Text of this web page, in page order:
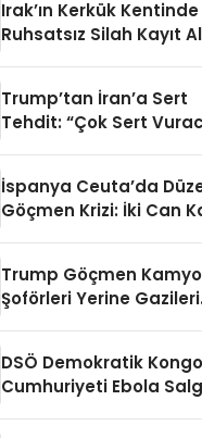
Irak’ın Kerkük Kentinde
Ruhsatsız Silah Kayıt
Trump’tan İran’a Sert
Tehdit: “Çok Sert
İspanya Ceuta’da
Göçmen Krizi: İki Can
Trump Göçmen
Şoförleri Yerine Gazileri
DSÖ Demokratik Kongo
Cumhuriyeti Ebola